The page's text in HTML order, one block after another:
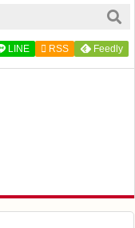



LINE  RSS Feedly